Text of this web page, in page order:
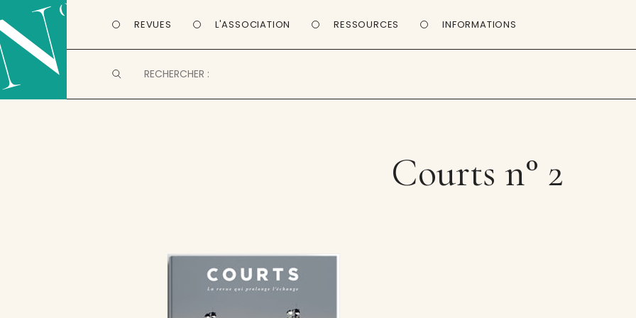
REVUES L'ASSOCIATION RESSOURCES INFORMATIONS
Courts n° 2